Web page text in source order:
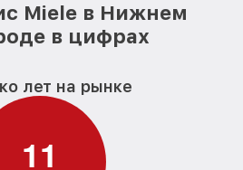
Miele от 1990₽
Miele в Нижнем
в цифрах
лет на рынке
11